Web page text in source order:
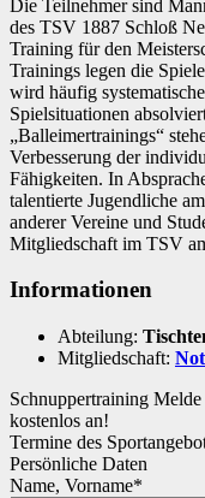
Die Teilnehmer sind
des TSV 1887 Schloß
Training für den
Trainings legen die
wird häufig
Spielsituationen
„Balleimertrainings“
Verbesserung der
Fähigkeiten. In
talentierte Jugendliche
anderer Vereine und
Mitgliedschaft im TSV
Informationen
Abteilung:
Mitgliedschaft:
Schnupper­training
kostenlos an!
Termine des
Persönliche Daten
Name, Vorname*